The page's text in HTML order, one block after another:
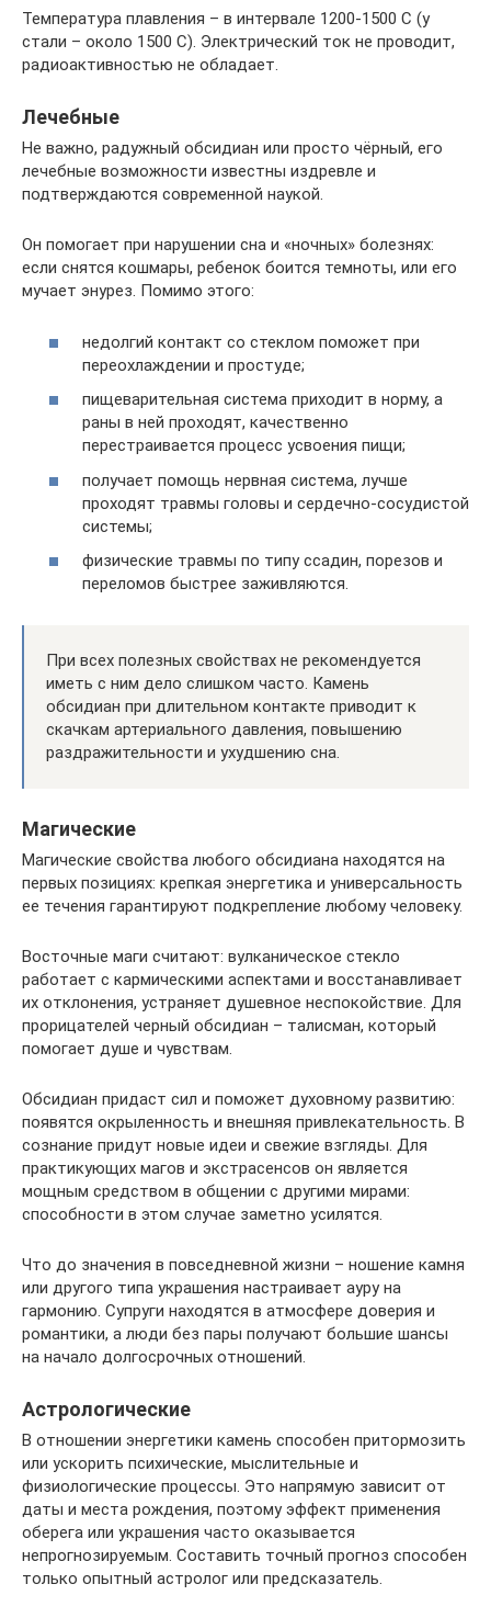
Температура плавления – в интервале 1200-1500 С (у
стали – около 1500 С). Электрический ток не проводит,
радиоактивностью не обладает.
Лечебные
Не важно, радужный обсидиан или просто чёрный, его
лечебные возможности известны издревле и
подтверждаются современной наукой.
Он помогает при нарушении сна и «ночных» болезнях:
если снятся кошмары, ребенок боится темноты, или его
мучает энурез. Помимо этого:
недолгий контакт со стеклом поможет при
переохлаждении и простуде;
пищеварительная система приходит в норму, а
раны в ней проходят, качественно
перестраивается процесс усвоения пищи;
получает помощь нервная система, лучше
проходят травмы головы и сердечно-сосудистой
системы;
физические травмы по типу ссадин, порезов и
переломов быстрее заживляются.
При всех полезных свойствах не рекомендуется
иметь с ним дело слишком часто. Камень
обсидиан при длительном контакте приводит к
скачкам артериального давления, повышению
раздражительности и ухудшению сна.
Магические
Магические свойства любого обсидиана находятся на
первых позициях: крепкая энергетика и универсальность
ее течения гарантируют подкрепление любому человеку.
Восточные маги считают: вулканическое стекло
работает с кармическими аспектами и восстанавливает
их отклонения, устраняет душевное неспокойствие. Для
прорицателей черный обсидиан – талисман, который
помогает душе и чувствам.
Обсидиан придаст сил и поможет духовному развитию:
появятся окрыленность и внешняя привлекательность. В
сознание придут новые идеи и свежие взгляды. Для
практикующих магов и экстрасенсов он является
мощным средством в общении с другими мирами:
способности в этом случае заметно усилятся.
Что до значения в повседневной жизни – ношение камня
или другого типа украшения настраивает ауру на
гармонию. Супруги находятся в атмосфере доверия и
романтики, а люди без пары получают большие шансы
на начало долгосрочных отношений.
Астрологические
В отношении энергетики камень способен притормозить
или ускорить психические, мыслительные и
физиологические процессы. Это напрямую зависит от
даты и места рождения, поэтому эффект применения
оберега или украшения часто оказывается
непрогнозируемым. Составить точный прогноз способен
только опытный астролог или предсказатель.